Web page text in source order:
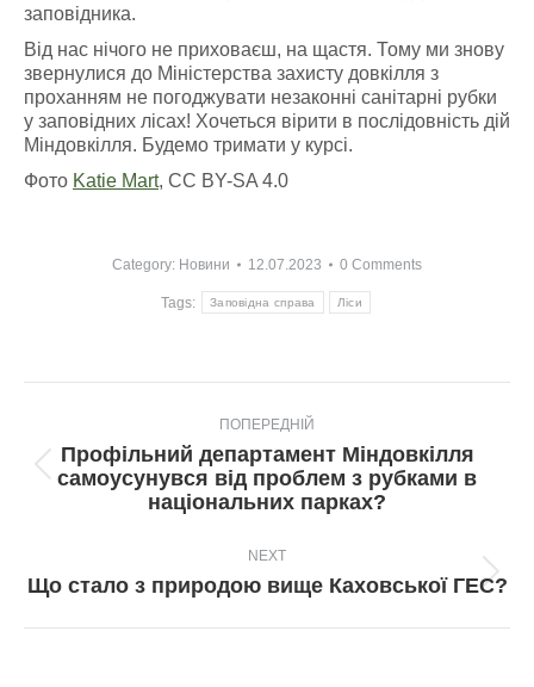
заповідника.
Від нас нічого не приховаєш, на щастя. Тому ми знову
звернулися до Міністерства захисту довкілля з
проханням не погоджувати незаконні санітарні рубки
у заповідних лісах! Хочеться вірити в послідовність дій
Міндовкілля. Будемо тримати у курсі.
Фото Katie Mart, CC BY-SA 4.0
Category: Новини 12.07.2023 0 Comments
Tags: Заповідна справа Ліси
navigation
ПОПЕРЕДНІЙ
Попередній
пост:
Профільний департамент Міндовкілля
самоусунувся від проблем з рубками в
національних парках?
NEXT
Next
Що стало з природою вище Каховської ГЕС?